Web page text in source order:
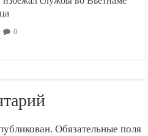
0
Обязательные поля